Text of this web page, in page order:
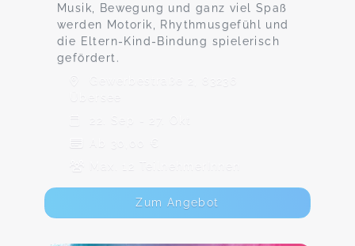
Musik, Bewegung und ganz viel Spaß
werden Motorik, Rhythmusgefühl und
die Eltern-Kind-Bindung spielerisch
gefördert.
Gewerbestraße 2, 83236
22. Sep - 27. Okt
Ab 30,00 €
Max. 12 TeilnehmerInnen
Zum Angebot